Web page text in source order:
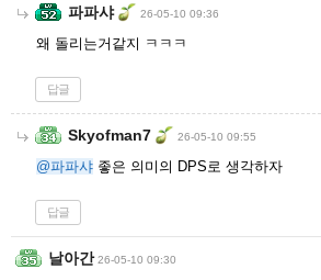
파파샤 26-05-10 09:36
왜 돌리는거같지 ㅋㅋㅋ
답글
Skyofman7 26-05-10 09:55
@파파샤 좋은 의미의 DPS로 생각하자
답글
날아간 26-05-10 09:30